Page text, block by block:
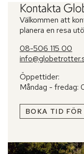
Kontakta
Välkommen att
planera en resa
08-506 115 00
Öppettider:
Måndag - fredag:
BOKA TID